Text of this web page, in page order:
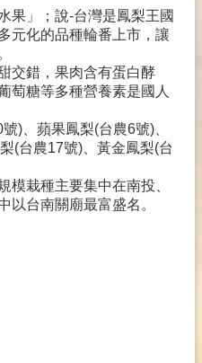
果」；說-台灣是鳳梨王國
元化的品種輪番上市，讓
交錯，果肉含有蛋白酵
萄糖等多種營養素是國人
)、蘋果鳳梨(台農6號)、
(台農17號)、黃金鳳梨(台
模栽種主要集中在南投、
以台南關廟最富盛名。